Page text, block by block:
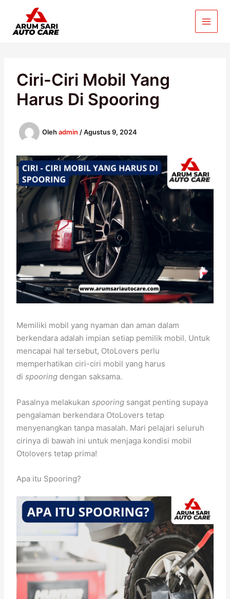
konten
Ciri-Ciri Mobil Yang
Harus Di Spooring
Olehadmin /Agustus 9, 2024
Memiliki mobil yang nyaman dan aman dalam
berkendara adalah impian setiap pemilik mobil. Untuk
mencapai hal tersebut, OtoLovers perlu
memperhatikan ciri-ciri mobil yang harus
dispooring dengan saksama.
Pasalnya melakukanspooring sangat penting supaya
pengalaman berkendara OtoLovers tetap
menyenangkan tanpa masalah. Mari pelajari seluruh
cirinya di bawah ini untuk menjaga kondisi mobil
Otolovers tetap prima!
Apa itu Spooring?